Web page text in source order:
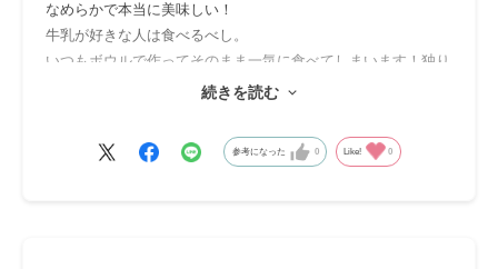
なめらかで本当に美味しい！
牛乳が好きな人は食べるべし。
いつもボウルで作ってそのまま一気に食べてしまいます！独り
続きを読む
参考になった 0 Like! 0